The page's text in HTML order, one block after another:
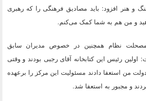
و هنر افزود: باید مصادیق فرهنگی را که رهبری
و من هم به شما کمک می‌کنم.
نظام همچنین در خصوص مدیران سابق
اولین رئیس این کتابخانه آقای رجبی بودند و وقتی
من استعفا دادند مسئولیت این مرکز را برعهده
و مجبور به استعفا شد.